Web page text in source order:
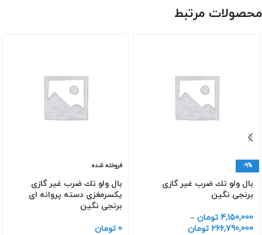
محصولات مرتبط
-9%
بال ولو تك ضرب غیر گازی
برنجی نگین
4,150,000 تومان –
266,790,000 تومان
فروخته شده
بال ولو تك ضرب غیر گازی
یكسرمغزی دسته پروانه ای
برنجی نگین
0 تومان